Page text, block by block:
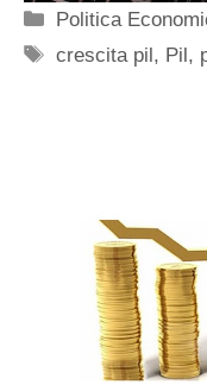
Categorie
Politica
Tag
crescita pil, Pil,